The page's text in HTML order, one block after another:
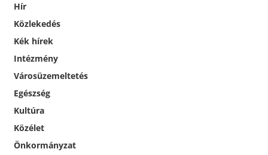
Hír
Közlekedés
Kék hírek
Intézmény
Városüzemeltetés
Egészség
Kultúra
Közélet
Önkormányzat